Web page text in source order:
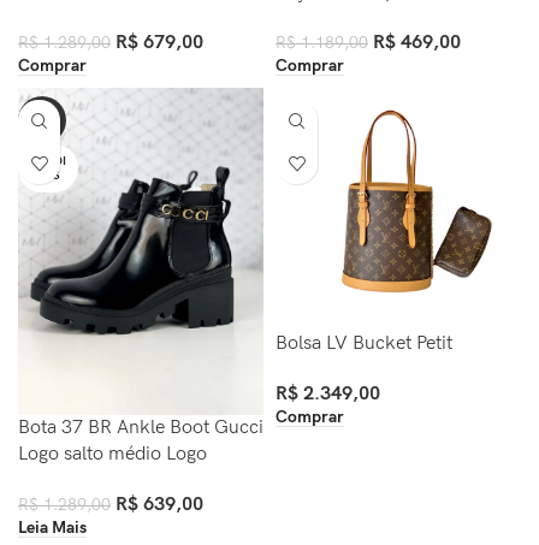
R$1.289,00 R$ 679,00
Comprar
R$1.189,00 R$ 469,00
Comprar
-50%
VENDI
DOS
Bota 37 BR Ankle Boot Gucci
Logo salto médio Logo
R$1.289,00 R$ 639,00
Leia Mais
Bolsa LV Bucket Petit
R$ 2.349,00
Comprar